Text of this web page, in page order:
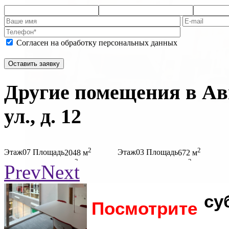
Согласен на обработку персональных данных
Другие помещения в
ул., д. 12
Этаж07 Площадь2048 м2
Ставка 40 260 руб./м 2
Этаж03 Площадь672 м2
2
PrevNext
Посмотрите